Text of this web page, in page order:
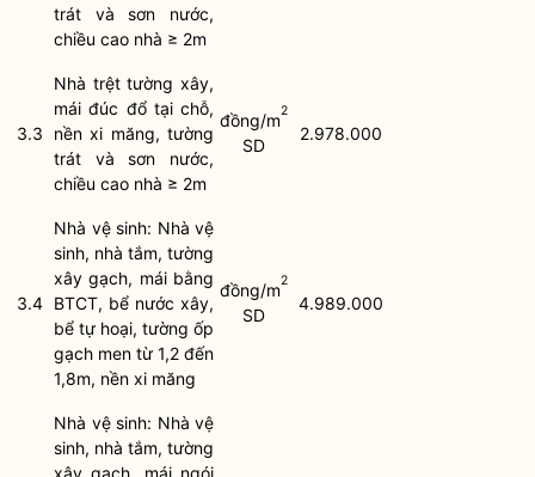
trát và sơn nước,
chiều cao nhà ≥ 2m
3.3
Nhà trệt tường xây,
mái đúc đổ tại chỗ,
nền xi măng, tường
trát và sơn nước,
chiều cao nhà ≥ 2m
đồng/m2
SD
2.978.000
3.4
Nhà vệ sinh: Nhà vệ
sinh, nhà tắm, tường
xây gạch, mái bằng
BTCT, bể nước xây,
bể tự hoại, tường ốp
gạch men từ 1,2 đến
1,8m, nền xi măng
đồng/m2
SD
4.989.000
Nhà vệ sinh: Nhà vệ
sinh, nhà tắm, tường
xây gạch, mái ngói